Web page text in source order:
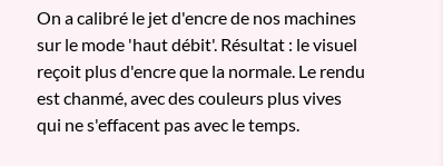
On a calibré le jet d'encre de nos machines
sur le mode 'haut débit'. Résultat : le visuel
reçoit plus d'encre que la normale. Le rendu
est chanmé, avec des couleurs plus vives
qui ne s'effacent pas avec le temps.